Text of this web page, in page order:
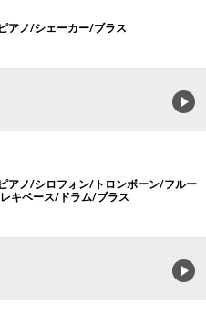
アノ/シェーカー/ブラス
アノ/シロフォン/トロンボーン/フルー
キベース/ドラム/ブラス